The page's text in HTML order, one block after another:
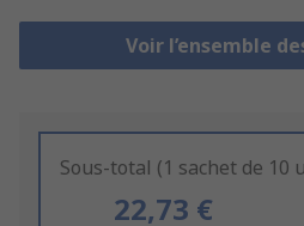
Voir l’ensemble
Sous-total (1 sachet de 10
22,73 €